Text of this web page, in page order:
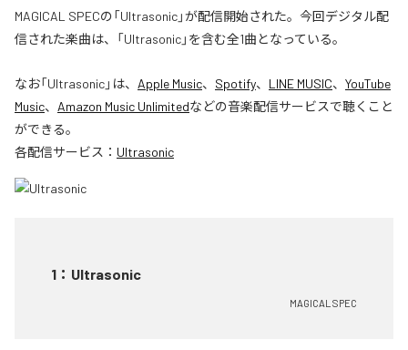
MAGICAL SPECの「Ultrasonic」が配信開始された。今回デジタル配
信された楽曲は、「Ultrasonic」を含む全1曲となっている。
なお「Ultrasonic」は、 Apple Music、 Spotify、 LINE MUSIC、 YouTube
Music、 Amazon Music Unlimitedなどの音楽配信サービスで聴くこと
ができる。
各配信サービス： Ultrasonic
1 ： Ultrasonic
MAGICAL SPEC